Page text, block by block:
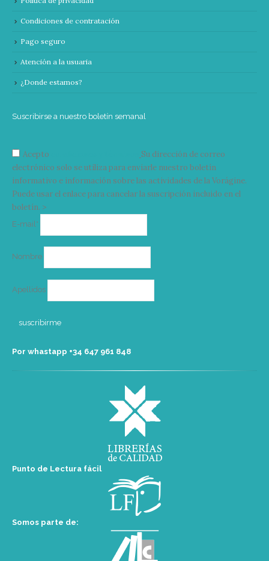
Condiciones de contratación
Pago seguro
Atención a la usuaria
¿Donde estamos?
Suscribirse a nuestro boletín semanal
Acepto
Su dirección de correo
electrónico solo se utiliza para enviarle nuestro boletín
informativo e información sobre las actividades de la Vorágine.
Puede usar el enlace para cancelar la suscripción incluido en el
boletín. >
E-mail*
Nombre
Apellidos
Por whastapp +34 ‭647 961 848‬
Punto de Lectura fácil
Somos parte de: